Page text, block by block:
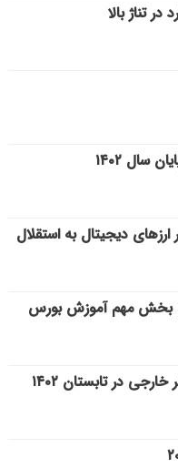
تناژ بالا
سال ۱۴۰۲
دیجیتال به استقلال
بخش مهم آموزش بورس
در تابستان ۱۴۰۲